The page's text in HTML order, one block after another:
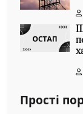
Прості